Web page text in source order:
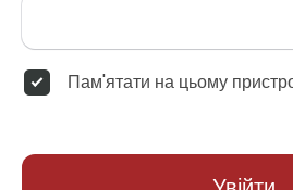
Пам'ятати на цьому